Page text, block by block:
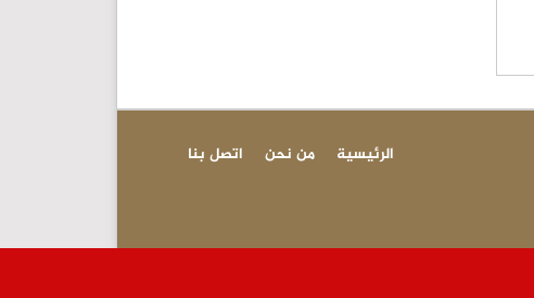
اتصل بنا من نحن الرئيسية